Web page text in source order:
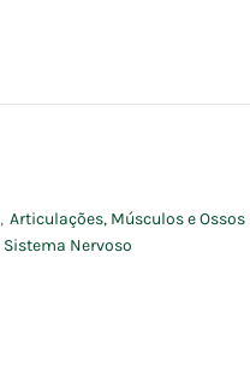
, Articulações, Músculos e Ossos
Sistema Nervoso